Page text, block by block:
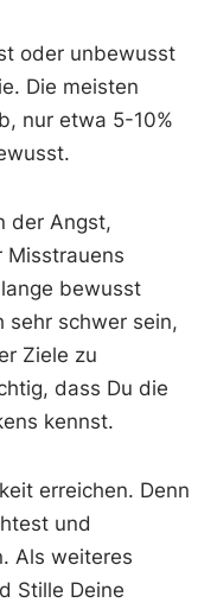
oder unbewusst
Die meisten
nur etwa 5-10%
der Angst,
Misstrauens
bewusst
sehr schwer sein,
Ziele zu
dass Du die
kennst.
erreichen. Denn
und
Als weiteres
Stille Deine